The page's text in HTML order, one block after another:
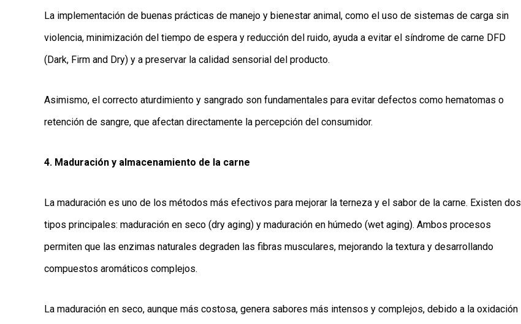
La implementación de buenas prácticas de manejo y bienestar animal, como el uso de sistemas de carga sin
violencia, minimización del tiempo de espera y reducción del ruido, ayuda a evitar el síndrome de carne DFD
(Dark, Firm and Dry) y a preservar la calidad sensorial del producto.
Asimismo, el correcto aturdimiento y sangrado son fundamentales para evitar defectos como hematomas o
retención de sangre, que afectan directamente la percepción del consumidor.
4. Maduración y almacenamiento de la carne
La maduración es uno de los métodos más efectivos para mejorar la terneza y el sabor de la carne. Existen dos
tipos principales: maduración en seco (dry aging) y maduración en húmedo (wet aging). Ambos procesos
permiten que las enzimas naturales degraden las fibras musculares, mejorando la textura y desarrollando
compuestos aromáticos complejos.
La maduración en seco, aunque más costosa, genera sabores más intensos y complejos, debido a la oxidación